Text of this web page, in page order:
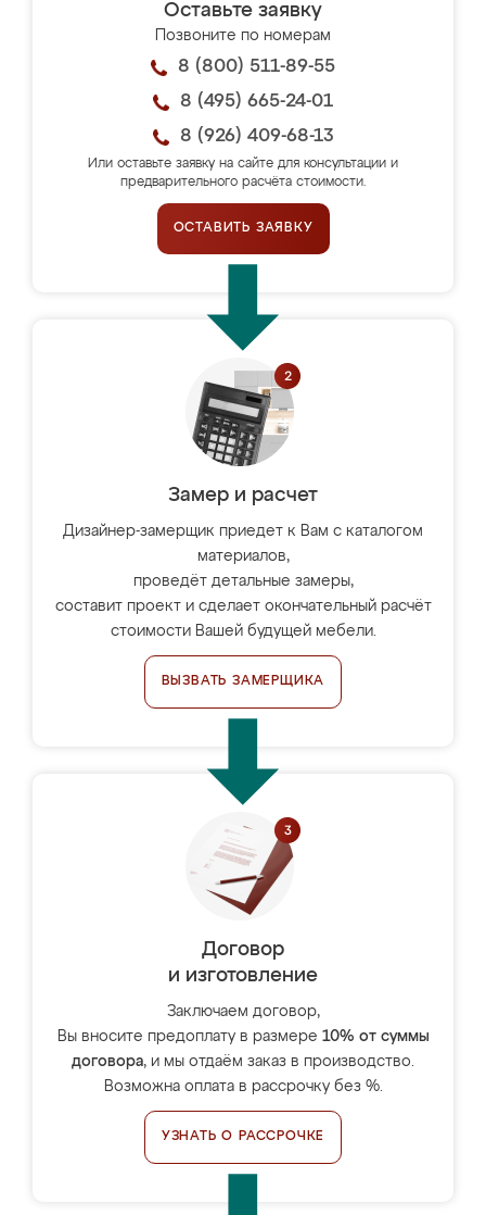
Оставьте заявку
Позвоните по номерам
8 (800) 511-89-55
8 (495) 665-24-01
8 (926) 409-68-13
Или оставьте заявку на сайте для консультации и
предварительного расчёта стоимости.
ОСТАВИТЬ ЗАЯВКУ
Замер и расчет
Дизайнер-замерщик приедет к Вам с каталогом
материалов,
проведёт детальные замеры,
составит проект и сделает окончательный расчёт
стоимости Вашей будущей мебели.
ВЫЗВАТЬ ЗАМЕРЩИКА
Договор
и изготовление
Заключаем договор,
Вы вносите предоплату в размере 10% от суммы
договора, и мы отдаём заказ в производство.
Возможна оплата в рассрочку без %.
УЗНАТЬ О РАССРОЧКЕ